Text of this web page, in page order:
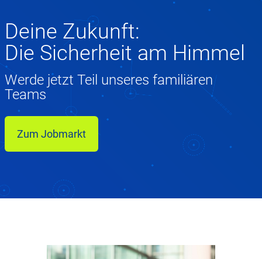
Deine Zukunft:
Die Sicherheit am Himmel
Werde jetzt Teil unseres familiären
Teams
Zum Jobmarkt